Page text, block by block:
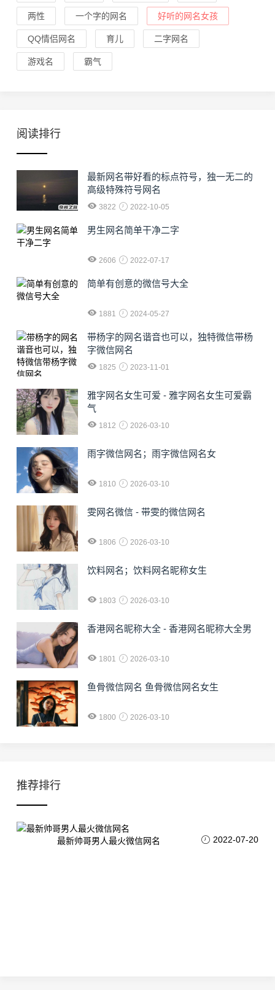
两性 一个字的网名 好听的网名女孩
QQ情侣网名 育儿 二字网名
游戏名 霸气
阅读排行
最新网名带好看的标点符号，独一无二的
高级特殊符号网名
3822 2022-10-05
男生网名简单干净二字
2606 2022-07-17
简单有创意的微信号大全
1881 2024-05-27
​带杨字的网名谐音也可以，独特微信带杨
字微信网名
1825 2023-11-01
雅字网名女生可爱 - 雅字网名女生可爱霸
气
1812 2026-03-10
雨字微信网名；雨字微信网名女
1810 2026-03-10
雯网名微信 - 带雯的微信网名
1806 2026-03-10
饮料网名；饮料网名昵称女生
1803 2026-03-10
香港网名昵称大全 - 香港网名昵称大全男
1801 2026-03-10
鱼骨微信网名 鱼骨微信网名女生
1800 2026-03-10
推荐排行
最新帅哥男人最火微信网名 2022-07-20